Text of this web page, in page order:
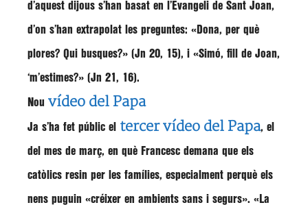
d’aquest dijous s’han basat en l’Evangeli de Sant Joan,
d’on s’han extrapolat les preguntes: «Dona, per què
plores? Qui busques?» (Jn 20, 15), i «Simó, fill de Joan,
‘m’estimes?» (Jn 21, 16).
Nou vídeo del Papa
Ja s’ha fet públic el tercer vídeo del Papa, el
del mes de març, en què Francesc demana que els
catòlics resin per les famílies, especialment perquè els
nens puguin «créixer en ambients sans i segurs». «La